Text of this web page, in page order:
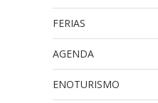
FERIAS
AGENDA
ENOTURISMO